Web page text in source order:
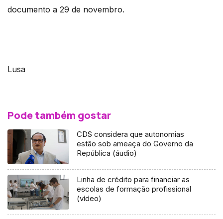
documento a 29 de novembro.
Lusa
Pode também gostar
CDS considera que autonomias
estão sob ameaça do Governo da
República (áudio)
Linha de crédito para financiar as
escolas de formação profissional
(vídeo)